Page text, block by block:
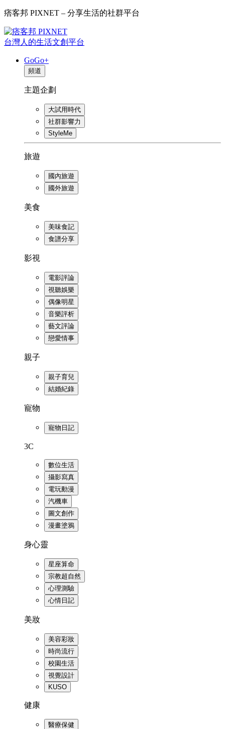
痞客邦 PIXNET – 分享生活的社群平台
台灣人的生活文創平台
GoGo+
頻道
主題企劃
大試用時代
社群影響力
StyleMe
旅遊
國內旅遊
國外旅遊
美食
美味食記
食譜分享
影視
電影評論
視聽娛樂
偶像明星
音樂評析
藝文評論
戀愛情事
親子
親子育兒
結婚紀錄
寵物
寵物日記
3C
數位生活
攝影寫真
電玩動漫
汽機車
圖文創作
漫畫塗鴉
身心靈
星座算命
宗教超自然
心理測驗
心情日記
美妝
美容彩妝
時尚流行
校園生活
視覺設計
KUSO
健康
醫療保健